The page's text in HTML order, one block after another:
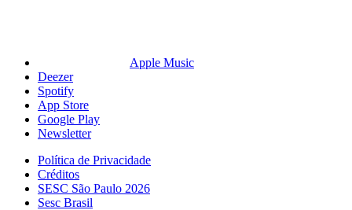
Apple Music
Deezer
Spotify
App Store
Google Play
Newsletter
Política de Privacidade
Créditos
SESC São Paulo 2026
Sesc Brasil